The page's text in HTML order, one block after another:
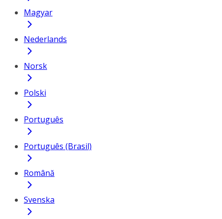
Magyar
Nederlands
Norsk
Polski
Português
Português (Brasil)
Română
Svenska